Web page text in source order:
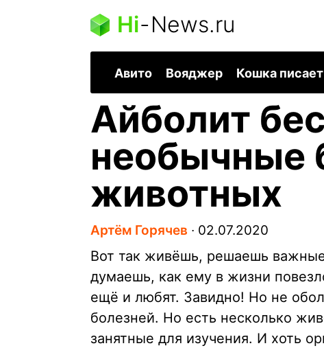
Hi-News.ru
Авито Вояджер Кошка писает
Айболит
необычные
животных
Артём Горячев ∙ 02.07.2020
Вот так живёшь, решаешь
думаешь, как ему в жизни
ещё и любят. Завидно! Но не
болезней. Но есть несколько
занятные для изучения. И хоть